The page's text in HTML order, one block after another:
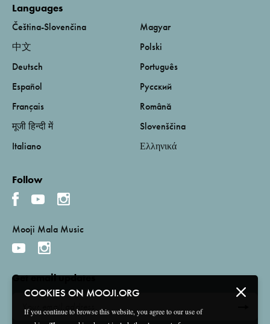
COOKIES ON MOOJI.ORG
If you continue to browse this website, you agree to our use of
Languages
Čeština-Slovenčina
中文
Deutsch
Español
Français
मूजी हिन्दी में
Italiano
Magyar
Polski
Português
Русский
Română
Slovenščina
Ελληνικά
Follow
Mooji Mala Music
Get email updates